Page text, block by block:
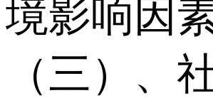
境影响因
（三）、